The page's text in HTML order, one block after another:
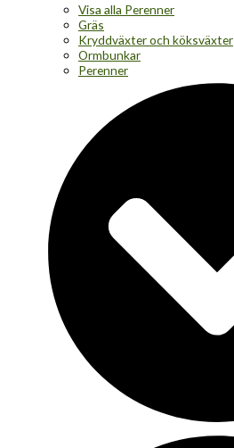
Visa alla Perenner
Gräs
Kryddväxter och köksväxter
Ormbunkar
Perenner